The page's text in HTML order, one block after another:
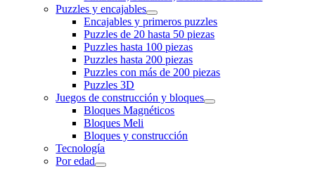
Puzzles y encajables
Encajables y primeros puzzles
Puzzles de 20 hasta 50 piezas
Puzzles hasta 100 piezas
Puzzles hasta 200 piezas
Puzzles con más de 200 piezas
Puzzles 3D
Juegos de construcción y bloques
Bloques Magnéticos
Bloques Meli
Bloques y construcción
Tecnología
Por edad